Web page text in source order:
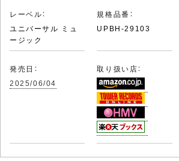
レーベル：
ユニバーサル ミュ
ージック
規格品番：
UPBH-29103
発売日：
2025/06/04
取り扱い店：